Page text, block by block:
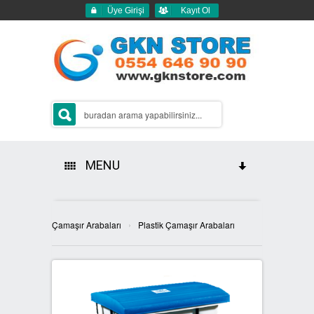
Üye Girişi Kayıt Ol
MENU
2Lİ GERİ DÖNÜŞÜM KUTULARI
SIFIR ATIK KUTULARI
Çamaşır Arabaları › Plastik Çamaşır Arabaları